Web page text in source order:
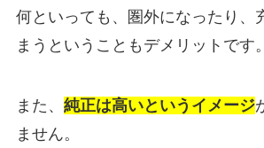
何といっても、圏外になったり、
まうということもデメリットです。
また、 純正は高いというイメージ
ません。